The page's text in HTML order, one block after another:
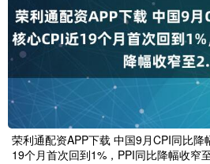
荣利通配资APP下载 中国9月CPI同比降
19个月首次回到1%，PPI同比降幅收窄